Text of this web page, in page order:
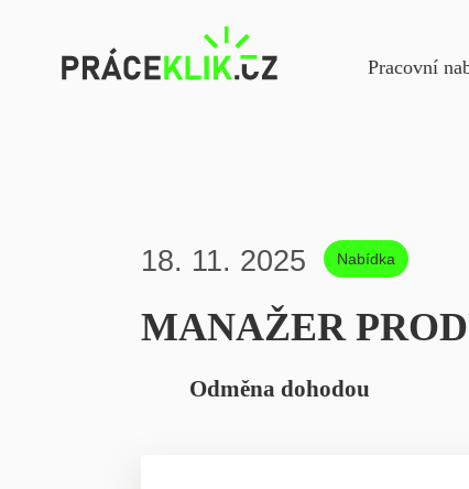
Pracovní
18. 11. 2025 Nabídka
MANAŽER
Odměna dohodou